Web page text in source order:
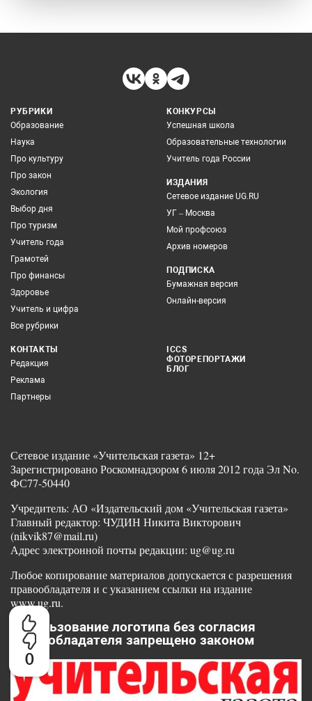
0
РУБРИКИ
Образование
Наука
Про культуру
Про закон
Экология
Выбор дня
Про туризм
Учитель года
Грамотей
Про финансы
Здоровье
Учитель и цифра
Все рубрики
КОНКУРСЫ
Успешная школа
Образовательные технологии
Учитель года России
ИЗДАНИЯ
Сетевое издание UG.RU
УГ – Москва
Мой профсоюз
Архив номеров
ПОДПИСКА
Бумажная версия
Онлайн-версия
КОНТАКТЫ
Редакция
Реклама
Партнеры
ICCS
ФОТОРЕПОРТАЖИ
БЛОГ
Сетевое издание «Учительская газета» 12+
Зарегистрировано Роскомнадзором 6 июля 2012 года Эл No.
ФС77-50440
Учредитель: АО «Издательский дом «Учительская газета»
Главный редактор: ЧУДИН Никита Викторович
(nikvik87@mail.ru)
Адрес электронной почты редакции: ug@ug.ru
Любое копирование материалов допускается с разрешения
правообладателя и с указанием ссылки на издание
www.ug.ru.
Использование логотипа без согласия
правообладателя запрещено законом